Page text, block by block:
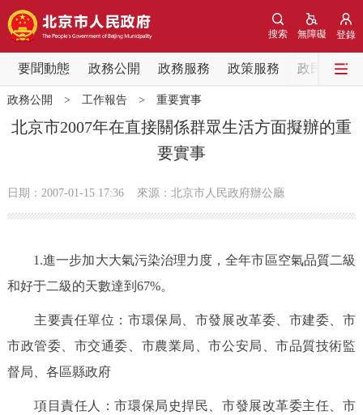
登錄
無障礙
搜索
要聞動態 政務公開 政務服務 政策服務 政民互動
要聞動態
黨中央精神 國務院資訊
會議資訊
市領導 機構職能
政務公開 > 工作報告> 重要實事
北京市2007年在直接關係群眾生活方面擬辦的重
要實事
日期：2007-01-15 17:36 來源：北京市人民政府辦公廳
1.進一步加大大氣污染治理力度，全年市區空氣品質二級
和好于二級的天數達到67%。
主要責任單位：市環保局、市發展改革委、市建委、市
市政管委、市交通委、市農業局、市公安局、市品質技術監
督局、各區縣政府
項目責任人：市環保局史捍民、市發展改革委主任、市